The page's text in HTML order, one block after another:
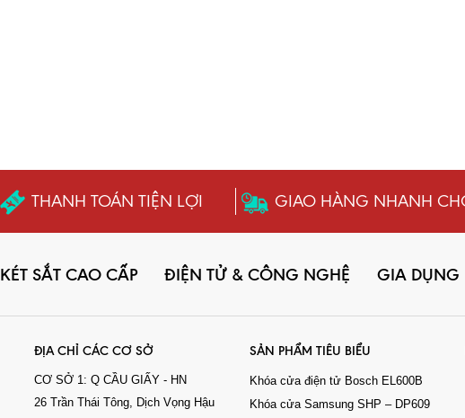
THANH TOÁN TIỆN LỢI GIAO HÀNG NHANH
KÉT SẮT CAO CẤP ĐIỆN TỬ & CÔNG NGHỆ GIA DỤNG
ĐỊA CHỈ CÁC CƠ SỞ
CƠ SỞ 1: Q CẦU GIẤY - HN
26 Trần Thái Tông, Dịch Vọng Hậu
SẢN PHẨM TIÊU BIỂU
Khóa cửa điện tử Bosch EL600B
Khóa cửa Samsung SHP – DP609